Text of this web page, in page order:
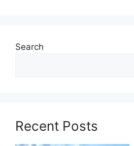
berusia tidak kurang
pada tarikh
baca pada lampiran
sediakan seperti
Search
Recent Posts